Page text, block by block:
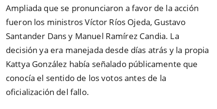
Ampliada que se pronunciaron a favor de la acción
fueron los ministros Víctor Ríos Ojeda, Gustavo
Santander Dans y Manuel Ramírez Candia. La
decisión ya era manejada desde días atrás y la propia
Kattya González había señalado públicamente que
conocía el sentido de los votos antes de la
oficialización del fallo.